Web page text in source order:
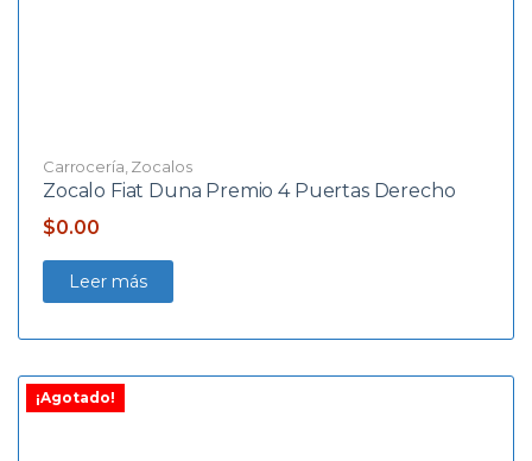
Carrocería Zocalos
Zocalo Fiat Duna Premio 4 Puertas Derecho
$0.00
Leer más
¡Agotado!